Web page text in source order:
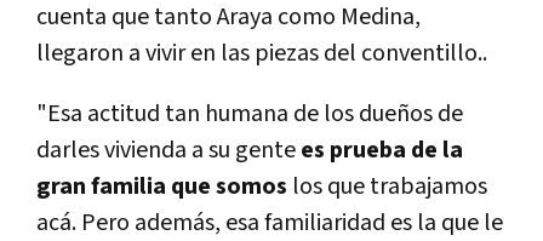
cuenta que tanto Araya como Medina,
llegaron a vivir en las piezas del conventillo..
"Esa actitud tan humana de los dueños de
darles vivienda a su gentees prueba de la
gran familia que somos los que trabajamos
acá. Pero además, esa familiaridad es la que le